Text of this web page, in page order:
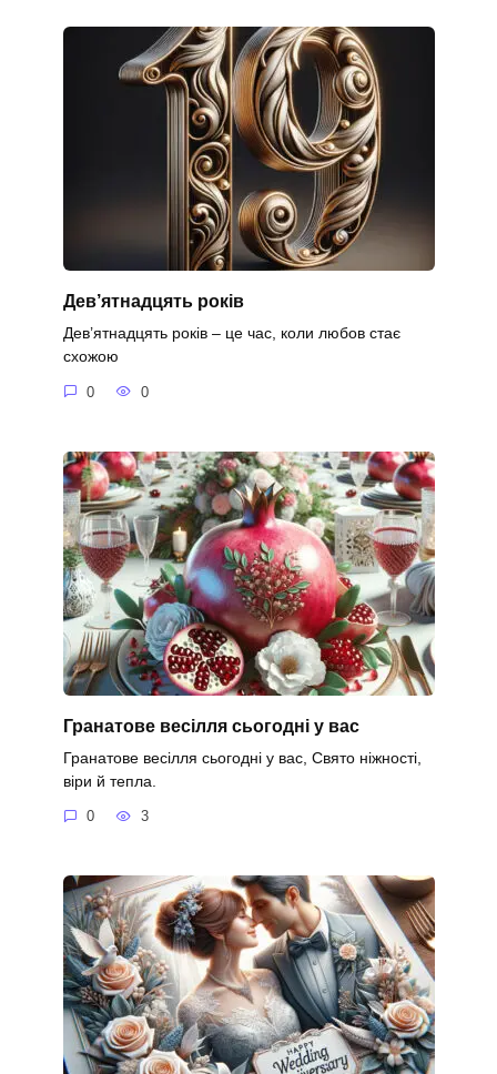
Дев’ятнадцять років
Дев’ятнадцять років – це час, коли любов стає
схожою
0 0
Гранатове весілля сьогодні у вас
Гранатове весілля сьогодні у вас, Свято ніжності,
віри й тепла.
0 3